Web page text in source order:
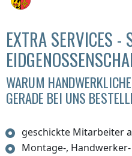
EXTRA SERVICES -
WARUM
GERADE BEI UNS
geschickte Mitarbeiter
Montage-,